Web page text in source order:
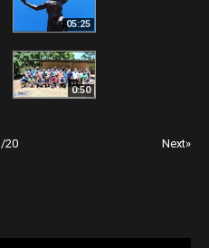
05:25
0:50
/20 Next»